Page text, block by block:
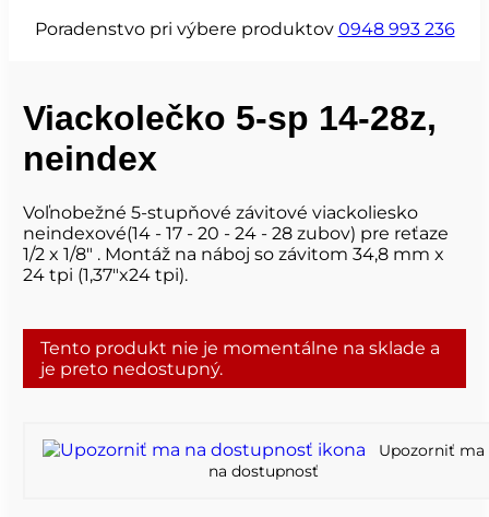
Poradenstvo pri výbere produktov 0948 993 236
Viackolečko 5-sp 14-28z,
neindex
Voľnobežné 5-stupňové závitové viackoliesko
neindexové(14 - 17 - 20 - 24 - 28 zubov) pre reťaze
1/2 x 1/8" . Montáž na náboj so závitom 34,8 mm x
24 tpi (1,37"x24 tpi).
Tento produkt nie je momentálne na sklade a
je preto nedostupný.
Upozorniť ma
na dostupnosť